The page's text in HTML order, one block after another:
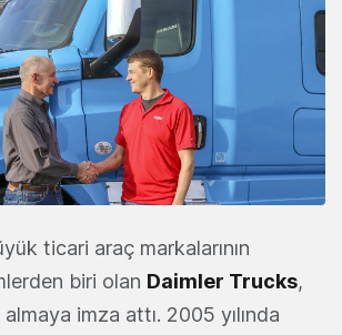
ticari araç markalarının
biri olan Daimler Trucks,
imza attı. 2005 yılında